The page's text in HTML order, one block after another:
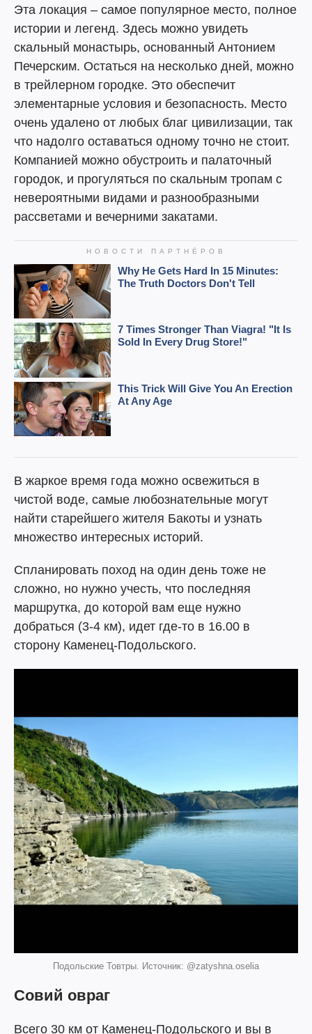
Эта локация – самое популярное место, полное
истории и легенд. Здесь можно увидеть
скальный монастырь, основанный Антонием
Печерским. Остаться на несколько дней, можно
в трейлерном городке. Это обеспечит
элементарные условия и безопасность. Место
очень удалено от любых благ цивилизации, так
что надолго оставаться одному точно не стоит.
Компанией можно обустроить и палаточный
городок, и прогуляться по скальным тропам с
невероятными видами и разнообразными
рассветами и вечерними закатами.
В жаркое время года можно освежиться в
чистой воде, самые любознательные могут
найти старейшего жителя Бакоты и узнать
множество интересных историй.
Спланировать поход на один день тоже не
сложно, но нужно учесть, что последняя
маршрутка, до которой вам еще нужно
добраться (3-4 км), идет где-то в 16.00 в
сторону Каменец-Подольского.
Подольские Товтры. Источник: @zatyshna.oselia
Совий овраг
Всего 30 км от Каменец-Подольского и вы в